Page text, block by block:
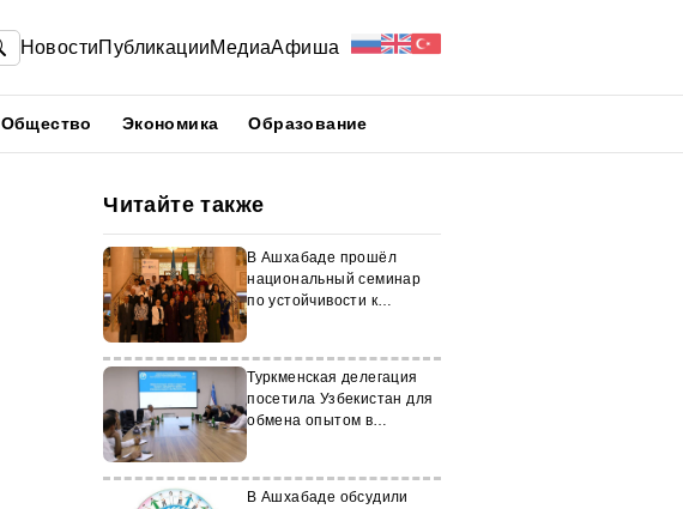
НовостиПубликацииМедиаАфиша
Общество Экономика Образование
Читайте также
В Ашхабаде прошёл
национальный семинар
по устойчивости к
Туркменская делегация
посетила Узбекистан для
обмена опытом в
В Ашхабаде обсудили